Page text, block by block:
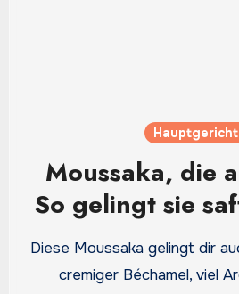
Moussaka, die
So gelingt sie
und nicht
Diese Moussaka gelingt dir
cremiger Béchamel, viel